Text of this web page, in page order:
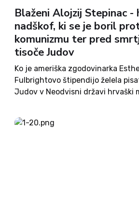
Blaženi Alojzij Stepinac -
nadškof, ki se je boril
komunizmu ter pred
tisoče Judov
Ko je ameriška zgodovinarka
Fulbrightovo štipendijo želela
Judov v Neodvisni državi hrvaški
A kasneje je bil njen predlog
je tudi bila tudi ona...